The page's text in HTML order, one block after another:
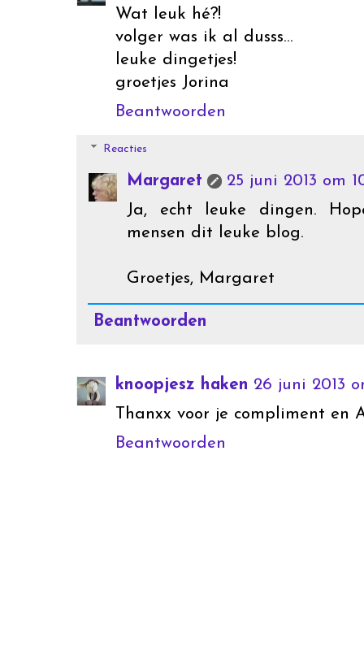
Wat leuk hé?!
volger was ik al dusss...
leuke dingetjes!
groetjes Jorina
Beantwoorden
Reacties
Margaret
25 juni 2013 om
Ja, echt leuke dingen.
mensen dit leuke blog.
Groetjes, Margaret
Beantwoorden
knoopjesz haken 26 juni 2013
Thanxx voor je compliment en
Beantwoorden